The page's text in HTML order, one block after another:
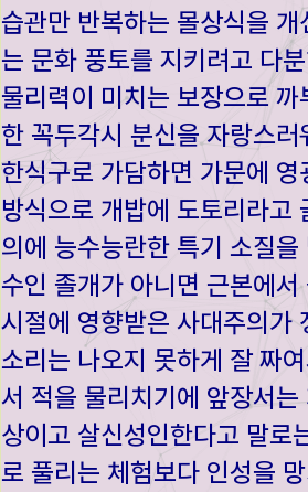
습관만 반복하는 몰상식을
는 문화 풍토를 지키려고 다
물리력이 미치는 보장으로
한 꼭두각시 분신을 자랑스
한식구로 가담하면 가문에
방식으로 개밥에 도토리라고
의에 능수능란한 특기 소질
수인 졸개가 아니면 근본에
시절에 영향받은 사대주의가
소리는 나오지 못하게 잘 짜
서 적을 물리치기에 앞장서
상이고 살신성인한다고 말로
로 풀리는 체험보다 인성을